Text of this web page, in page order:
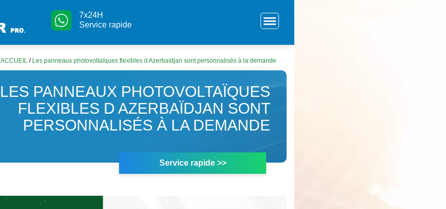
7x24H
Service rapide
ACCUEIL / Les panneaux photovoltaïques flexibles d Azerbaïdjan sont personnalisés à la demande
LES PANNEAUX PHOTOVOLTAÏQUES
FLEXIBLES D AZERBAÏDJAN SONT
PERSONNALISÉS À LA DEMANDE
Service rapide >>